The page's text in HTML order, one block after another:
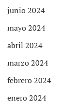
junio 2024
mayo 2024
abril 2024
marzo 2024
febrero 2024
enero 2024